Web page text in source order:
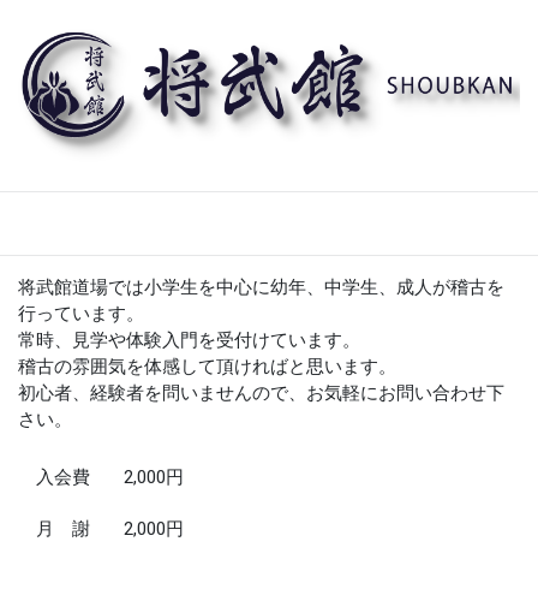
将武館道場では小学生を中心に幼年、中学生、成人が稽古を
行っています。
常時、見学や体験入門を受付けています。
稽古の雰囲気を体感して頂ければと思います。
初心者、経験者を問いませんので、お気軽にお問い合わせ下
さい。
入会費 2,000円
月 謝 2,000円